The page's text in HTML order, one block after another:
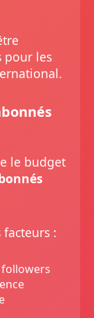
pour les
le budget
:
followers